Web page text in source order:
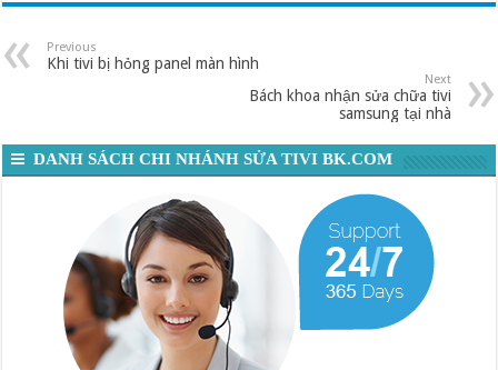
Previous
Khi tivi bị hỏng panel màn hình
Next
Bách khoa nhận sửa chữa tivi
samsung tại nhà
DANH SÁCH CHI NHÁNH SỬA TIVI BK.COM